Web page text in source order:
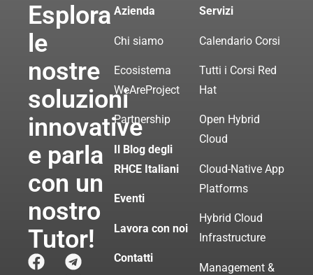
Esplora
le
nostre
soluzioni
innovative
e parla
con un
nostro
Tutor!
Azienda
Chi siamo
Ecosistema
WeAreProject
Partnership
Il Blog degli
RHCE Italiani
Eventi
Lavora con noi
Contatti
Servizi
Calendario Corsi
Tutti i Corsi Red
Hat
Open Hybrid
Cloud
Cloud-Native App
Platforms
Hybrid Cloud
Infrastructure
Management &